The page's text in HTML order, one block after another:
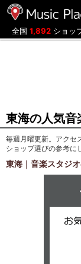
全国 1,892 ショッ
東海の人気
毎週月曜更新。アクセ
ショップ選びの参考に
東海｜音楽スタジ